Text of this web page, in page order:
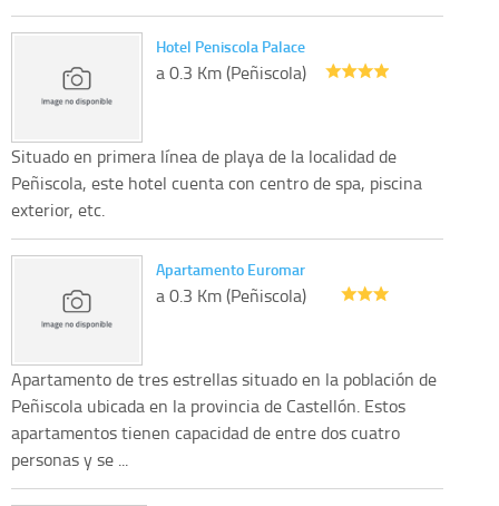
Hotel Peniscola Palace
a 0.3 Km (Peñiscola)
Situado en primera línea de playa de la localidad de
Peñiscola, este hotel cuenta con centro de spa, piscina
exterior, etc.
Apartamento Euromar
a 0.3 Km (Peñiscola)
Apartamento de tres estrellas situado en la población de
Peñiscola ubicada en la provincia de Castellón. Estos
apartamentos tienen capacidad de entre dos cuatro
personas y se ...